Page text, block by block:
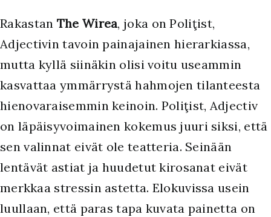
Rakastan The Wirea, joka on Poliţist,
Adjectivin tavoin painajainen hierarkiassa,
mutta kyllä siinäkin olisi voitu useammin
kasvattaa ymmärrystä hahmojen tilanteesta
hienovaraisemmin keinoin. Poliţist, Adjectiv
on läpäisyvoimainen kokemus juuri siksi, että
sen valinnat eivät ole teatteria. Seinään
lentävät astiat ja huudetut kirosanat eivät
merkkaa stressin astetta. Elokuvissa usein
luullaan, että paras tapa kuvata painetta on